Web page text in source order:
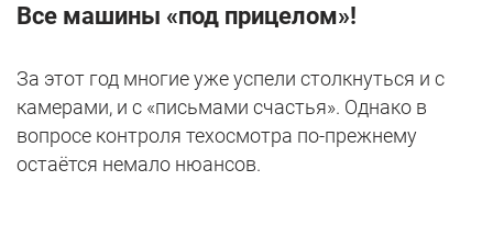
Все машины «под прицелом»!
За этот год многие уже успели столкнуться и с
камерами, и с «письмами счастья». Однако в
вопросе контроля техосмотра по-прежнему
остаётся немало нюансов.